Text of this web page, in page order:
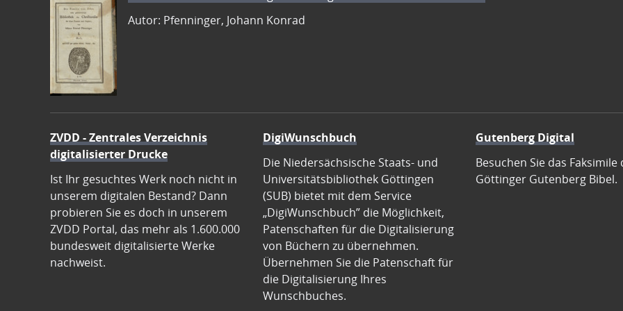
Autor: Pfenninger, Johann Konrad
ZVDD - Zentrales Verzeichnis
digitalisierter Drucke
Ist Ihr gesuchtes Werk noch nicht in
unserem digitalen Bestand? Dann
probieren Sie es doch in unserem
ZVDD Portal, das mehr als 1.600.000
bundesweit digitalisierte Werke
nachweist.
DigiWunschbuch
Die Niedersächsische Staats- und
Universitätsbibliothek Göttingen
(SUB) bietet mit dem Service
„DigiWunschbuch” die Möglichkeit,
Patenschaften für die Digitalisierung
von Büchern zu übernehmen.
Übernehmen Sie die Patenschaft für
die Digitalisierung Ihres
Wunschbuches.
Gutenberg Digital
Besuchen Sie das Faksimile
Göttinger Gutenberg Bibel.